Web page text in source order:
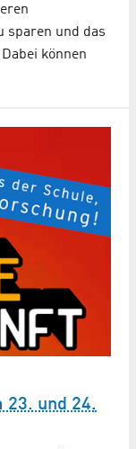
sparen und das
können
23. und 24.